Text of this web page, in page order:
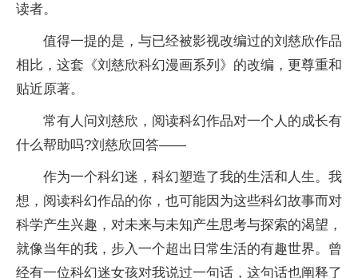
读者。
值得一提的是，与已经被影视改编过的刘慈欣作品
相比，这套《刘慈欣科幻漫画系列》的改编，更尊重和
贴近原著。
常有人问刘慈欣，阅读科幻作品对一个人的成长有
什么帮助吗?刘慈欣回答——
作为一个科幻迷，科幻塑造了我的生活和人生。我
想，阅读科幻作品的你，也可能因为这些科幻故事而对
科学产生兴趣，对未来与未知产生思考与探索的渴望，
就像当年的我，步入一个超出日常生活的有趣世界。曾
经有一位科幻迷女孩对我说过一句话，这句话也阐释了